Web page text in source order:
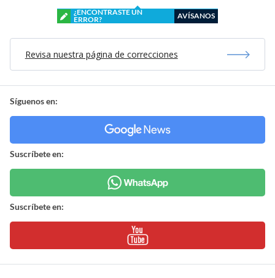
¿ENCONTRASTE UN
ERROR?
AVÍSANOS
Revisa nuestra página de correcciones
Síguenos en:
Suscríbete en:
Suscríbete en: